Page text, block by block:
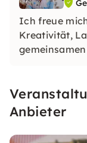
Ich freue
Kreativität,
Anbieter